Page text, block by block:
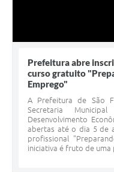
Prefeitura abre
curso gratuito
Emprego"
A Prefeitura de São
Secretaria
Desenvolvimento
abertas até o dia 5 de
profissional
iniciativa é fruto de uma